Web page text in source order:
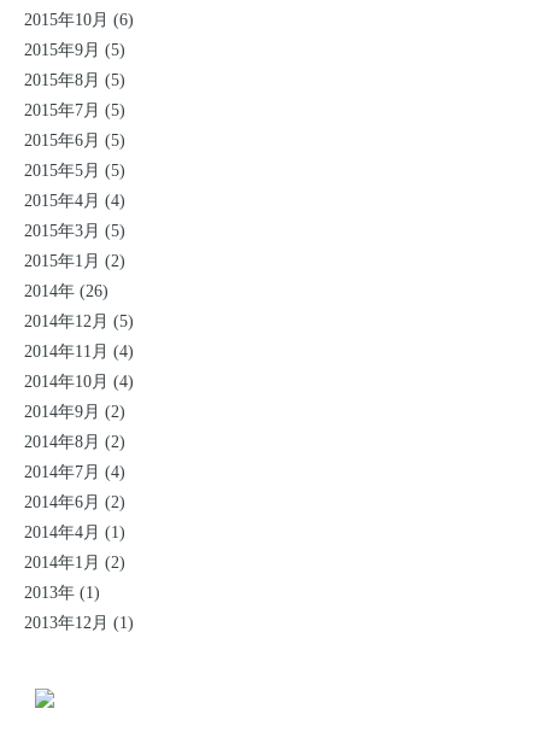
2015年10月 (6)
2015年9月 (5)
2015年8月 (5)
2015年7月 (5)
2015年6月 (5)
2015年5月 (5)
2015年4月 (4)
2015年3月 (5)
2015年1月 (2)
2014年 (26)
2014年12月 (5)
2014年11月 (4)
2014年10月 (4)
2014年9月 (2)
2014年8月 (2)
2014年7月 (4)
2014年6月 (2)
2014年4月 (1)
2014年1月 (2)
2013年 (1)
2013年12月 (1)